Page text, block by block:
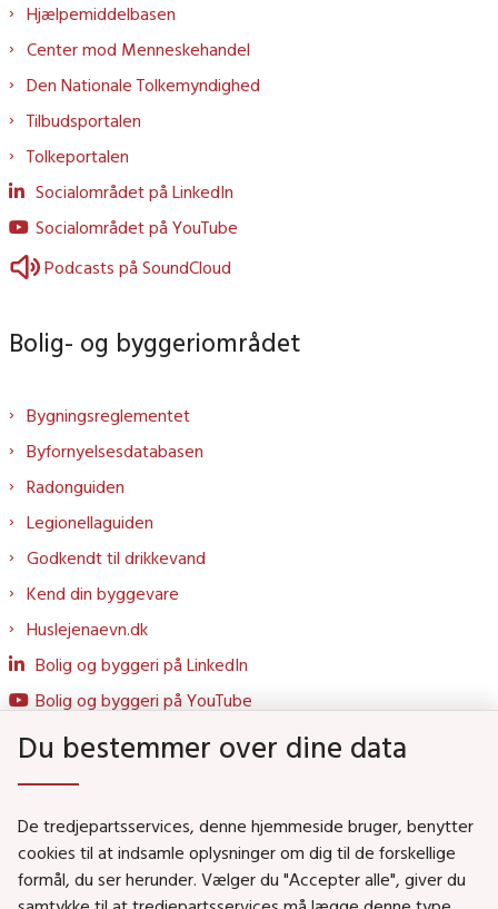
Hjælpemiddelbasen
Center mod Menneskehandel
Den Nationale Tolkemyndighed
Tilbudsportalen
Tolkeportalen
Socialområdet på LinkedIn
Socialområdet på YouTube
Podcasts på SoundCloud
Bolig- og byggeriområdet
Bygningsreglementet
Byfornyelsesdatabasen
Radonguiden
Legionellaguiden
Godkendt til drikkevand
Kend din byggevare
Huslejenaevn.dk
Bolig og byggeri på LinkedIn
Bolig og byggeri på YouTube
Social- og Boligministeriet
Job i Social- og Boligstyrelsen
Du bestemmer over dine data
De tredjepartsservices, denne hjemmeside bruger, benytter
cookies til at indsamle oplysninger om dig til de forskellige
formål, du ser herunder. Vælger du "Accepter alle", giver du